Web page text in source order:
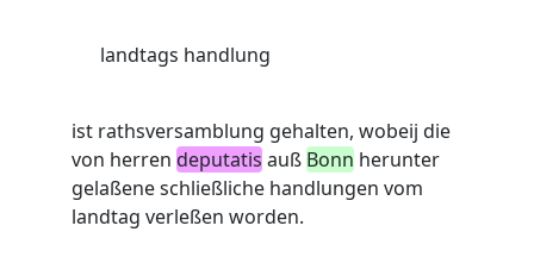
landtags handlung
ist rathsversamblung gehalten, wobeij die
von herrendeputatis auß Bonn herunter
gelaßene schließliche handlungen vom
landtag verleßen worden.